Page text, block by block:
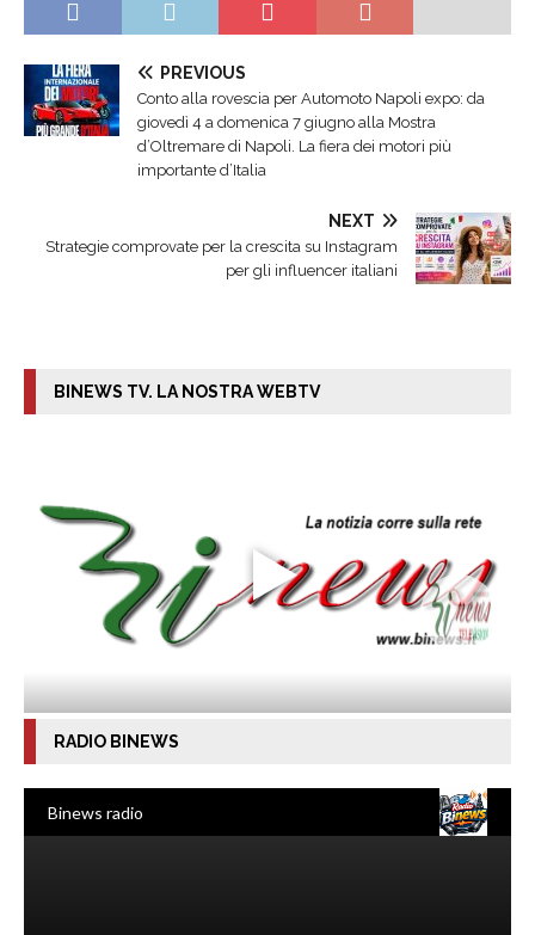
PREVIOUS
Conto alla rovescia per Automoto Napoli expo: da
giovedì 4 a domenica 7 giugno alla Mostra
d’Oltremare di Napoli. La fiera dei motori più
importante d’Italia
NEXT
Strategie comprovate per la crescita su Instagram
per gli influencer italiani
BINEWS TV. LA NOSTRA WEBTV
RADIO BINEWS